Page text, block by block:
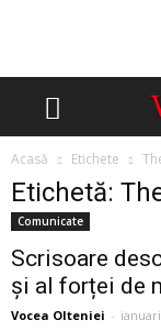
Acasă Etichete
Etichetă:
Comunicate
Scrisoare
și al forței de
Vocea Olteniei -